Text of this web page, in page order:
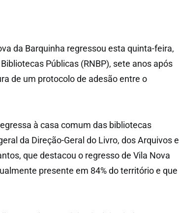
da Barquinha regressou esta quinta-feira,
Públicas (RNBP), sete anos após
de um protocolo de adesão entre o
à casa comum das bibliotecas
da Direção-Geral do Livro, dos Arquivos e
que destacou o regresso de Vila Nova
presente em 84% do território e que